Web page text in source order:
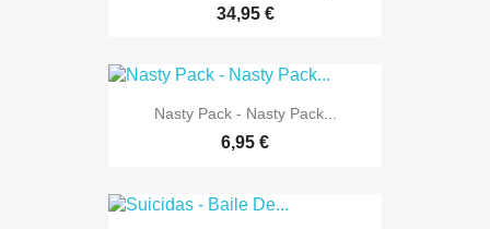
34,95 €
Nasty Pack - Nasty Pack...
6,95 €